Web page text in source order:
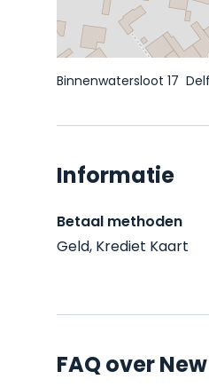
Binnenwatersloot 17
Informatie
Betaal methoden
Geld, Krediet Kaart
FAQ over